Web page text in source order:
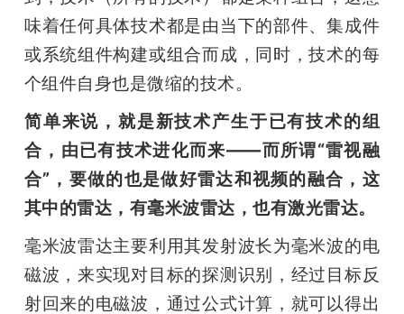
味着任何具体技术都是由当下的部件、集成件
或系统组件构建或组合而成，同时，技术的每
个组件自身也是微缩的技术。
简单来说，就是新技术产生于已有技术的组
合，由已有技术进化而来——而所谓“雷视融
合”，要做的也是做好雷达和视频的融合，这
其中的雷达，有毫米波雷达，也有激光雷达。
毫米波雷达主要利用其发射波长为毫米波的电
磁波，来实现对目标的探测识别，经过目标反
射回来的电磁波，通过公式计算，就可以得出